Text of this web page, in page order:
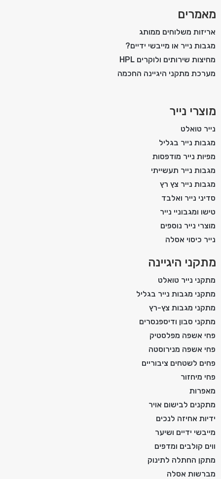
מאמרים
אריזות משלוחים ממותג
מגבות נייר או מייבשי ידיים?
מחיצות שירותים ולוקרים HPL
מערכת מתקני היגיינה החכמה
מוצרי נייר
נייר טואלט
מגבות נייר בגליל
מפיות נייר מודפסות
מגבות נייר תעשייתי
מגבות נייר צץ רץ
סדיני נייר ואלבד
טישו ומגבוניי נייר
מוצרי נייר נוספים
נייר כיסוי אסלה
מתקני היגיינה
מתקני נייר טואלט
מתקני מגבות נייר בגליל
מתקני מגבות צץ-רץ
מתקני סבון ודיספנסרים
פחי אשפה מפלסטיק
פחי אשפה מנירוסטה
פחים לשטחים ציבוריים
פחי מיחזור
מאפרות
מתקנים לבישום אויר
ידיות אחיזה לנכים
מייבשי ידיים ושיער
ווים קולבים ומדפים
מתקן החתלה לתינוק
מברשות אסלה